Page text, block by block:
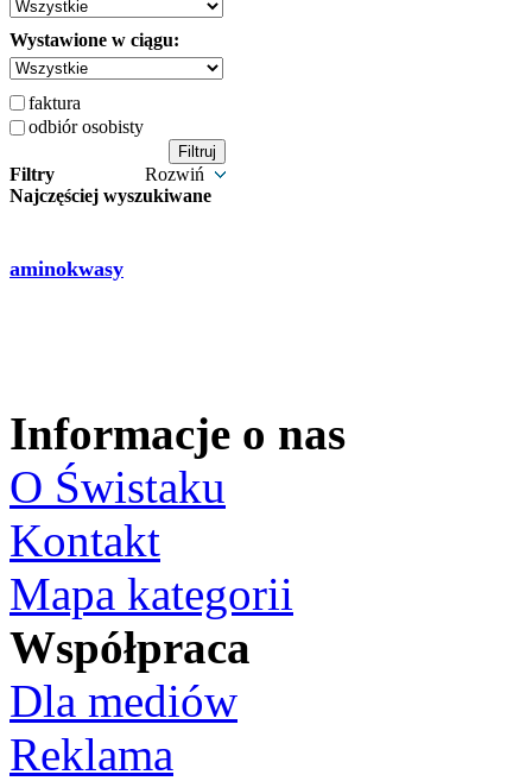
Wystawione w ciągu:
faktura
odbiór osobisty
Filtry
Rozwiń
Najczęściej wyszukiwane
aminokwasy
Informacje o nas
O Świstaku
Kontakt
Mapa kategorii
Współpraca
Dla mediów
Reklama